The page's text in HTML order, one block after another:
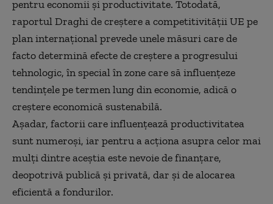
pentru economii și productivitate. Totodată,
raportul Draghi de creștere a competitivității UE pe
plan internațional prevede unele măsuri care de
facto determină efecte de creștere a progresului
tehnologic, în special în zone care să influențeze
tendințele pe termen lung din economie, adică o
creștere economică sustenabilă.
Așadar, factorii care influențează productivitatea
sunt numeroși, iar pentru a acționa asupra celor mai
mulți dintre aceștia este nevoie de finanțare,
deopotrivă publică și privată, dar și de alocarea
eficientă a fondurilor.